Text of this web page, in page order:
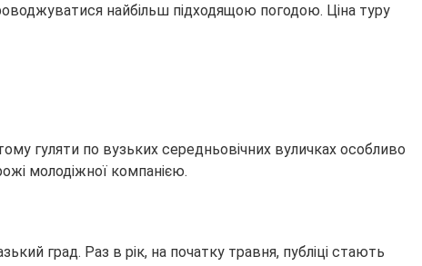
найбільш підходящою погодою. Ціна туру
гуляти по вузьких середньовічних вуличках особливо
молодіжної компанією.
град. Раз в рік, на початку травня, публіці стають